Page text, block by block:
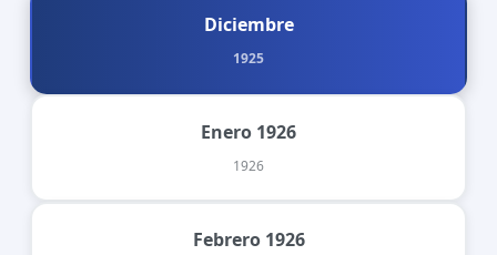
Diciembre
1925
Enero 1926
1926
Febrero 1926